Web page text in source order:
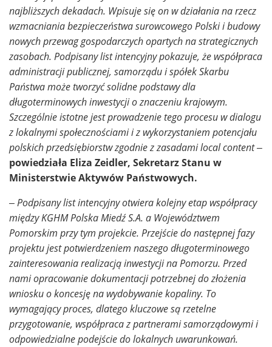
najbliższych dekadach. Wpisuje się on w działania na rzecz
wzmacniania bezpieczeństwa surowcowego Polski i budowy
nowych przewag gospodarczych opartych na strategicznych
zasobach. Podpisany list intencyjny pokazuje, że współpraca
administracji publicznej, samorządu i spółek Skarbu
Państwa może tworzyć solidne podstawy dla
długoterminowych inwestycji o znaczeniu krajowym.
Szczególnie istotne jest prowadzenie tego procesu w dialogu
z lokalnymi społecznościami i z wykorzystaniem potencjału
polskich przedsiębiorstw zgodnie z zasadami local content –
powiedziała Eliza Zeidler, Sekretarz Stanu w
Ministerstwie Aktywów Państwowych.
– Podpisany list intencyjny otwiera kolejny etap współpracy
między KGHM Polska Miedź S.A. a Województwem
Pomorskim przy tym projekcie. Przejście do następnej fazy
projektu jest potwierdzeniem naszego długoterminowego
zainteresowania realizacją inwestycji na Pomorzu. Przed
nami opracowanie dokumentacji potrzebnej do złożenia
wniosku o koncesję na wydobywanie kopaliny. To
wymagający proces, dlatego kluczowe są rzetelne
przygotowanie, współpraca z partnerami samorządowymi i
odpowiedzialne podejście do lokalnych uwarunkowań.